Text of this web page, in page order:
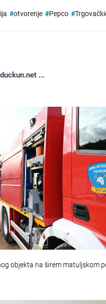
#otvorenje #Pepco #
...
objekta na širem matuljskom